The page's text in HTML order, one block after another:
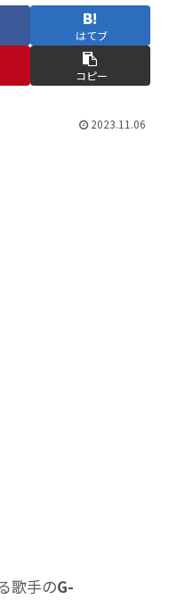
はてブ
コピー
2023.11.06
歌手のG-